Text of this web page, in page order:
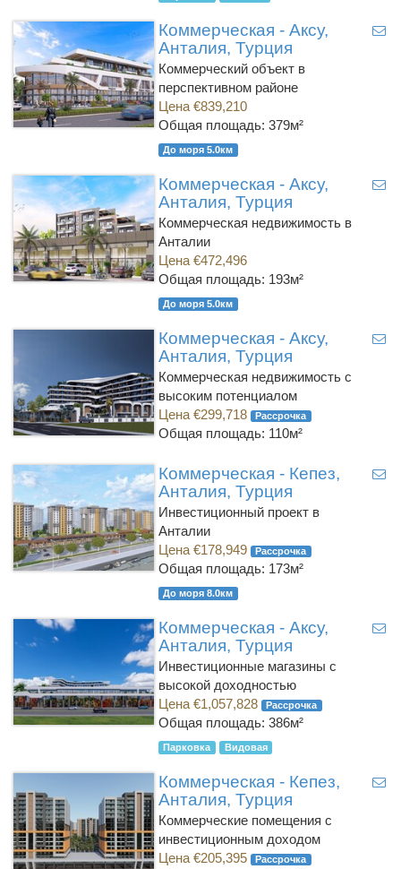
Коммерческая - Аксу,
Анталия, Турция
Коммерческий объект в
перспективном районе
Цена €839,210
Общая площадь: 379м²
До моря 5.0км
Коммерческая - Аксу,
Анталия, Турция
Коммерческая недвижимость в
Анталии
Цена €472,496
Общая площадь: 193м²
До моря 5.0км
Коммерческая - Аксу,
Анталия, Турция
Коммерческая недвижимость с
высоким потенциалом
Цена €299,718
Рассрочка
Общая площадь: 110м²
Коммерческая - Кепез,
Анталия, Турция
Инвестиционный проект в
Анталии
Цена €178,949
Рассрочка
Общая площадь: 173м²
До моря 8.0км
Коммерческая - Аксу,
Анталия, Турция
Инвестиционные магазины с
высокой доходностью
Цена €1,057,828
Рассрочка
Общая площадь: 386м²
Парковка Видовая
Коммерческая - Кепез,
Анталия, Турция
Коммерческие помещения с
инвестиционным доходом
Цена €205,395
Рассрочка